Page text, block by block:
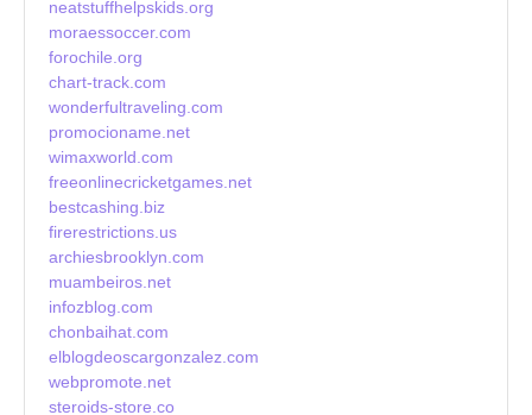
neatstuffhelpskids.org
moraessoccer.com
forochile.org
chart-track.com
wonderfultraveling.com
promocioname.net
wimaxworld.com
freeonlinecricketgames.net
bestcashing.biz
firerestrictions.us
archiesbrooklyn.com
muambeiros.net
infozblog.com
chonbaihat.com
elblogdeoscargonzalez.com
webpromote.net
steroids-store.co